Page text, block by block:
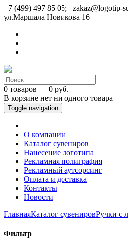
+7 (499) 497 85 05; zakaz@logotip-
ул.Маршала Новикова 16
0 товаров — 0 руб.
В корзине нет ни одного товара
Toggle navigation
О компании
Каталог сувениров
Нанесение логотипа
Рекламная полиграфия
Рекламный аутсорсинг
Оплата и доставка
Контакты
Новости
ГлавнаяКаталог сувенировРучки с
Фильтр